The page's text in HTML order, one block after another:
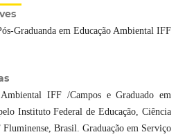
Graduanda em Educação Ambiental IFF
IFF /Campos e Graduado em
Instituto Federal de Educação, Ciência
Brasil. Graduação em Serviço